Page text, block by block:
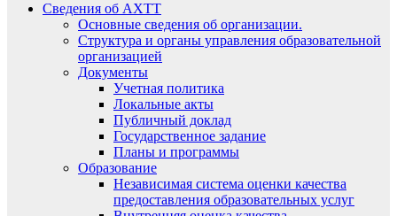
Сведения об АХТТ
Основные сведения об организации.
Структура и органы управления образовательной
организацией
Документы
Учетная политика
Локальные акты
Публичный доклад
Государственное задание
Планы и программы
Образование
Независимая система оценки качества
предоставления образовательных услуг